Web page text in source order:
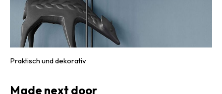
Praktisch und dekorativ
Made next door